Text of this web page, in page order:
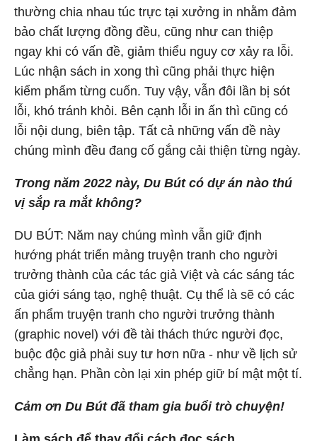
thường chia nhau túc trực tại xưởng in nhằm đảm
bảo chất lượng đồng đều, cũng như can thiệp
ngay khi có vấn đề, giảm thiểu nguy cơ xảy ra lỗi.
Lúc nhận sách in xong thì cũng phải thực hiện
kiểm phẩm từng cuốn. Tuy vậy, vẫn đôi lần bị sót
lỗi, khó tránh khỏi. Bên cạnh lỗi in ấn thì cũng có
lỗi nội dung, biên tập. Tất cả những vấn đề này
chúng mình đều đang cố gắng cải thiện từng ngày.
Trong năm 2022 này, Du Bút có dự án nào thú
vị sắp ra mắt không?
DU BÚT: Năm nay chúng mình vẫn giữ định
hướng phát triển mảng truyện tranh cho người
trưởng thành của các tác giả Việt và các sáng tác
của giới sáng tạo, nghệ thuật. Cụ thể là sẽ có các
ấn phẩm truyện tranh cho người trưởng thành
(graphic novel) với đề tài thách thức người đọc,
buộc độc giả phải suy tư hơn nữa - như về lịch sử
chẳng hạn. Phần còn lại xin phép giữ bí mật một tí.
Cảm ơn Du Bút đã tham gia buổi trò chuyện!